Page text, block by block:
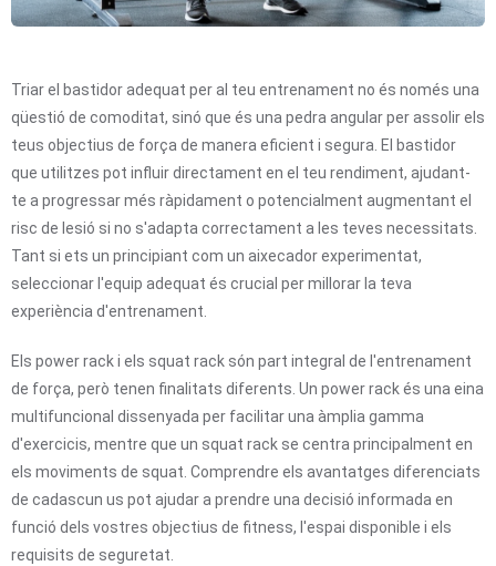
Triar el bastidor adequat per al teu entrenament no és només una
qüestió de comoditat, sinó que és una pedra angular per assolir els
teus objectius de força de manera eficient i segura. El bastidor
que utilitzes pot influir directament en el teu rendiment, ajudant-
te a progressar més ràpidament o potencialment augmentant el
risc de lesió si no s'adapta correctament a les teves necessitats.
Tant si ets un principiant com un aixecador experimentat,
seleccionar l'equip adequat és crucial per millorar la teva
experiència d'entrenament.
Els power rack i els squat rack són part integral de l'entrenament
de força, però tenen finalitats diferents. Un power rack és una eina
multifuncional dissenyada per facilitar una àmplia gamma
d'exercicis, mentre que un squat rack se centra principalment en
els moviments de squat. Comprendre els avantatges diferenciats
de cadascun us pot ajudar a prendre una decisió informada en
funció dels vostres objectius de fitness, l'espai disponible i els
requisits de seguretat.